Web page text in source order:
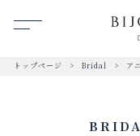
トップページ Bridal ア